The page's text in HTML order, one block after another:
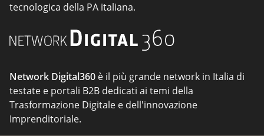
tecnologica della PA italiana.
Network Digital360 è il più grande network in Italia di
testate e portali B2B dedicati ai temi della
Trasformazione Digitale e dell'innovazione
Imprenditoriale.